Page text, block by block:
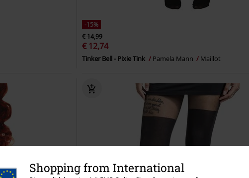
Shopping from International
-15%
€ 14,99
€ 12,74
Tinker Bell - Pixie Tink Pamela Mann Maillot